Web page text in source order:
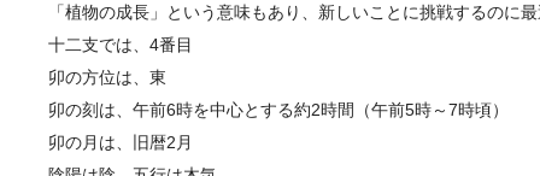
「植物の成長」という意味もあり、新しいことに挑戦するのに
十二支では、4番目
卯の方位は、東
卯の刻は、午前6時を中心とする約2時間（午前5時～7時頃）
卯の月は、旧暦2月